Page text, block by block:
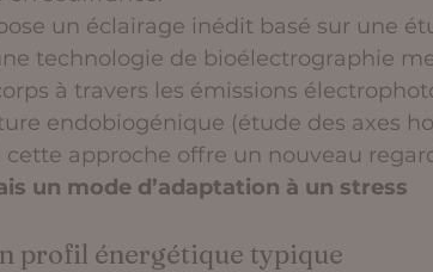
un éclairage inédit basé sur une
technologie de bioélectrographie
à travers les émissions
endobiogénique (étude des axes
approche offre un nouveau regard
un mode d’adaptation à un stress
profil énergétique typique